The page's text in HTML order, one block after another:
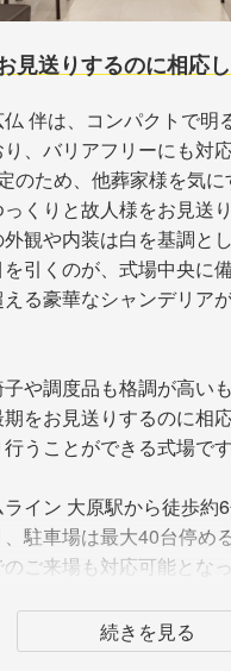
見送りするのに相応
伴は、コンパクトで明
、バリアフリーにも対
のため、他葬家様を気
くりと故人様をお見送
観や内装は白を基調と
引くのが、式場中央に
る豪華なシャンデリア
や調度品も格調が高い
をお見送りするのに相
うことができる式場です
イン 大原駅から徒歩約
駐車場は最大40台停め
ご来場も対応可能となっ
続きを見る